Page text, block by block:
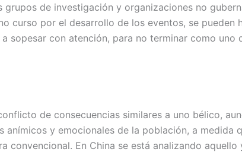
de investigación y organizaciones no
curso por el desarrollo de los eventos, se pueden
sopesar con atención, para no terminar como uno
de consecuencias similares a uno bélico,
anímicos y emocionales de la población, a medida
convencional. En China se está analizando